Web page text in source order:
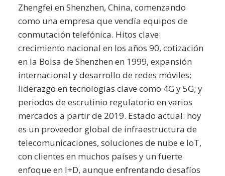
Zhengfei en Shenzhen, China, comenzando
como una empresa que vendía equipos de
conmutación telefónica. Hitos clave:
crecimiento nacional en los años 90, cotización
en la Bolsa de Shenzhen en 1999, expansión
internacional y desarrollo de redes móviles;
liderazgo en tecnologías clave como 4G y 5G; y
periodos de escrutinio regulatorio en varios
mercados a partir de 2019. Estado actual: hoy
es un proveedor global de infraestructura de
telecomunicaciones, soluciones de nube e IoT,
con clientes en muchos países y un fuerte
enfoque en I+D, aunque enfrentando desafíos